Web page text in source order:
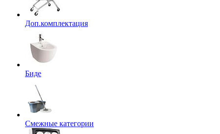
Доп.комплектация
Биде
Смежные категории